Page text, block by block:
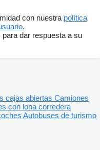
con nuestra política
.
dar respuesta a su
cajas abiertas Camiones
con lona corredera
Autobuses de turismo